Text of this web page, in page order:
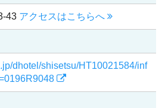
43 アクセスはこちらへ
dhotel/shisetsu/HT10021584/inf